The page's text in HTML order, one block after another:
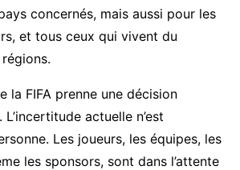
concernés, mais aussi pour les
et tous ceux qui vivent du
la FIFA prenne une décision
actuelle n’est
Les joueurs, les équipes, les
les sponsors, sont dans l’attente